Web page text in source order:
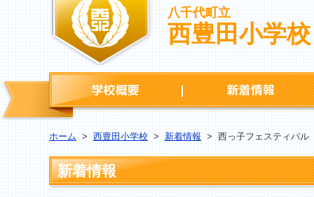
八千代町立
西豊田小学校
学校概要
ホーム > 西豊田小学校 > 新着情報 > 西っ子フェスティバ
新着情報